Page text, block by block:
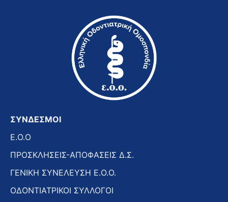
ΣΥΝΔΕΣΜΟΙ
E.O.O
ΠΡΟΣΚΛΗΣΕΙΣ-ΑΠΟΦΑΣΕΙΣ Δ.Σ.
ΓΕΝΙΚΗ ΣΥΝΕΛΕΥΣΗ Ε.Ο.Ο.
ΟΔΟΝΤΙΑΤΡΙΚΟΙ ΣΥΛΛΟΓΟΙ